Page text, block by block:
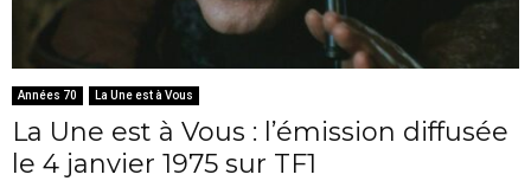
Années 70 La Une est à Vous
La Une est à Vous : l’émission diffusée
le 4 janvier 1975 sur TF1